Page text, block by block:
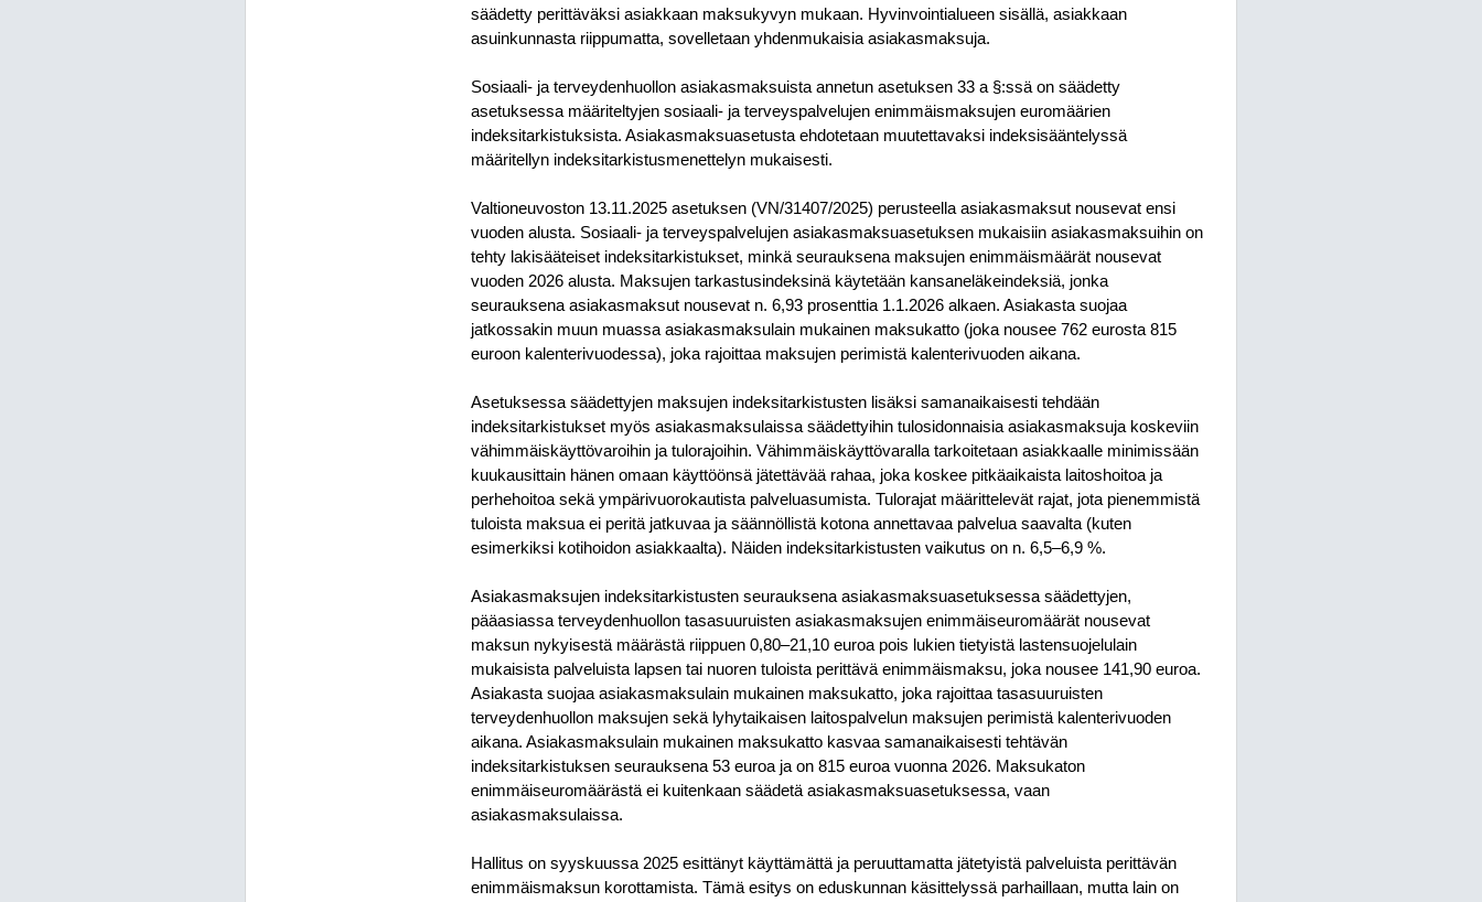
säädetty perittäväksi asiakkaan maksukyvyn mukaan. Hyvinvointialueen sisällä, asiakkaan
asuinkunnasta riippumatta, sovelletaan yhdenmukaisia asiakasmaksuja.
Sosiaali- ja terveydenhuollon asiakasmaksuista annetun asetuksen 33 a §:ssä on säädetty
asetuksessa määriteltyjen sosiaali- ja terveyspalvelujen enimmäismaksujen euromäärien
indeksitarkistuksista. Asiakasmaksuasetusta ehdotetaan muutettavaksi indeksisääntelyssä
määritellyn indeksitarkistusmenettelyn mukaisesti.
Valtioneuvoston 13.11.2025 asetuksen (VN/31407/2025) perusteella asiakasmaksut nousevat ensi
vuoden alusta. Sosiaali- ja terveyspalvelujen asiakasmaksuasetuksen mukaisiin asiakasmaksuihin on
tehty lakisääteiset indeksitarkistukset, minkä seurauksena maksujen enimmäismäärät nousevat
vuoden 2026 alusta. Maksujen tarkastusindeksinä käytetään kansaneläkeindeksiä, jonka
seurauksena asiakasmaksut nousevat n. 6,93 prosenttia 1.1.2026 alkaen. Asiakasta suojaa
jatkossakin muun muassa asiakasmaksulain mukainen maksukatto (joka nousee 762 eurosta 815
euroon kalenterivuodessa), joka rajoittaa maksujen perimistä kalenterivuoden aikana.
Asetuksessa säädettyjen maksujen indeksitarkistusten lisäksi samanaikaisesti tehdään
indeksitarkistukset myös asiakasmaksulaissa säädettyihin tulosidonnaisia asiakasmaksuja koskeviin
vähimmäiskäyttövaroihin ja tulorajoihin. Vähimmäiskäyttövaralla tarkoitetaan asiakkaalle minimissään
kuukausittain hänen omaan käyttöönsä jätettävää rahaa, joka koskee pitkäaikaista laitoshoitoa ja
perhehoitoa sekä ympärivuorokautista palveluasumista. Tulorajat määrittelevät rajat, jota pienemmistä
tuloista maksua ei peritä jatkuvaa ja säännöllistä kotona annettavaa palvelua saavalta (kuten
esimerkiksi kotihoidon asiakkaalta). Näiden indeksitarkistusten vaikutus on n. 6,5–6,9 %.
Asiakasmaksujen indeksitarkistusten seurauksena asiakasmaksuasetuksessa säädettyjen,
pääasiassa terveydenhuollon tasasuuruisten asiakasmaksujen enimmäiseuromäärät nousevat
maksun nykyisestä määrästä riippuen 0,80–21,10 euroa pois lukien tietyistä lastensuojelulain
mukaisista palveluista lapsen tai nuoren tuloista perittävä enimmäismaksu, joka nousee 141,90 euroa.
Asiakasta suojaa asiakasmaksulain mukainen maksukatto, joka rajoittaa tasasuuruisten
terveydenhuollon maksujen sekä lyhytaikaisen laitospalvelun maksujen perimistä kalenterivuoden
aikana. Asiakasmaksulain mukainen maksukatto kasvaa samanaikaisesti tehtävän
indeksitarkistuksen seurauksena 53 euroa ja on 815 euroa vuonna 2026. Maksukaton
enimmäiseuromäärästä ei kuitenkaan säädetä asiakasmaksuasetuksessa, vaan
asiakasmaksulaissa.
Hallitus on syyskuussa 2025 esittänyt käyttämättä ja peruuttamatta jätetyistä palveluista perittävän
enimmäismaksun korottamista. Tämä esitys on eduskunnan käsittelyssä parhaillaan, mutta lain on